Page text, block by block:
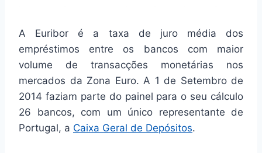
A Euribor é a taxa de juro média dos
empréstimos entre os bancos com maior
volume de transacções monetárias nos
mercados da Zona Euro. A 1 de Setembro de
2014 faziam parte do painel para o seu cálculo
26 bancos, com um único representante de
Portugal, a Caixa Geral de Depósitos.